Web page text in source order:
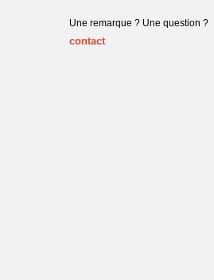
Une remarque ? Une question ?
contact